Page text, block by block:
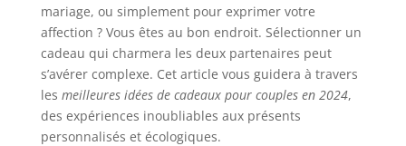
mariage, ou simplement pour exprimer votre
affection ? Vous êtes au bon endroit. Sélectionner un
cadeau qui charmera les deux partenaires peut
s’avérer complexe. Cet article vous guidera à travers
les meilleures idées de cadeaux pour couples en 2024,
des expériences inoubliables aux présents
personnalisés et écologiques.